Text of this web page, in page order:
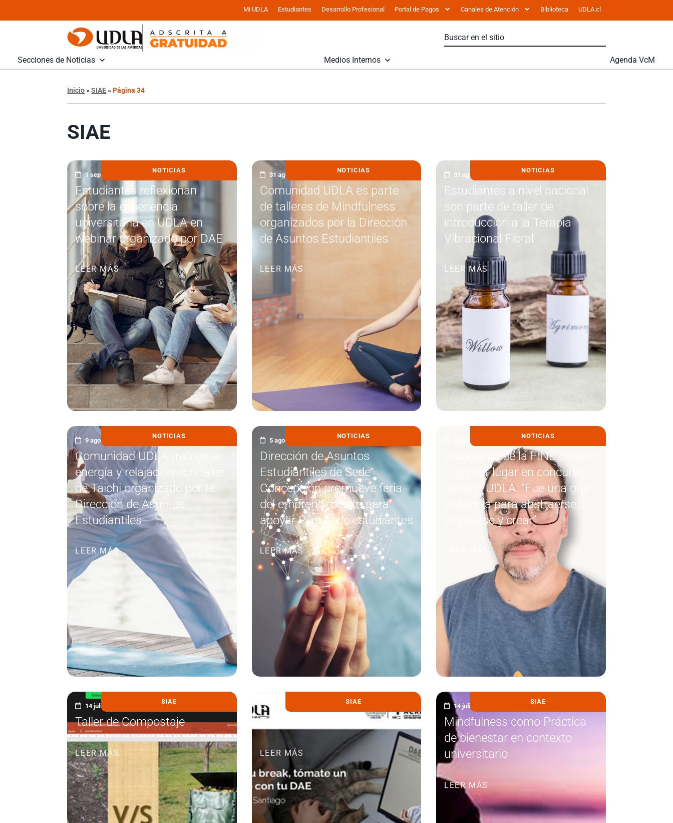
Mi UDLA Estudiantes Desarrollo Profesional Portal de Pagos Canales de Atención Biblioteca UDLA.cl
Secciones de Noticias Medios Internos Agenda VcM
Inicio»SIAE»Página 34
SIAE
NOTICIAS
1 septiembre, 2021
Estudiantes reflexionan
sobre la experiencia
universitaria en UDLA en
webinar organizado por DAE
LEER MÁS
NOTICIAS
31 agosto, 2021
Comunidad UDLA es parte
de talleres de Mindfulness
organizados por la Dirección
de Asuntos Estudiantiles
LEER MÁS
NOTICIAS
31 agosto, 2021
Estudiantes a nivel nacional
son parte de taller de
introducción a la Terapia
Vibracional Floral
LEER MÁS
NOTICIAS
9 agosto, 2021
Comunidad UDLA trabaja la
energía y relajación con taller
de Taichi organizado por la
Dirección de Asuntos
Estudiantiles
LEER MÁS
NOTICIAS
5 agosto, 2021
Dirección de Asuntos
Estudiantiles de Sede
Concepción promueve feria
del emprendimiento para
apoyar Pymes de estudiantes
LEER MÁS
NOTICIAS
21 julio, 2021
Estudiante de la FINE obtiene
el primer lugar en concurso
literario UDLA: “Fue una gran
instancia para abstraerse,
inspirarse y crear”
SIAE
14 julio, 2021
Taller de Compostaje
LEER MÁS
SIAE
14 julio, 2021
Tómate un café con tu DAE
LEER MÁS
SIAE
14 julio, 2021
Mindfulness como Práctica
de bienestar en contexto
universitario
LEER MÁS